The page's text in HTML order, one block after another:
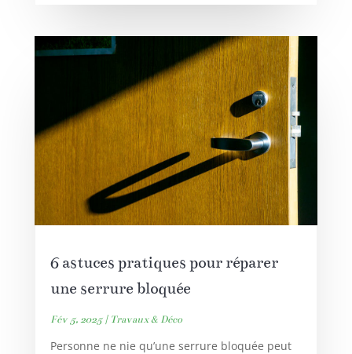
6 astuces pratiques pour réparer
une serrure bloquée
Fév 5, 2025| Travaux & Déco
Personne ne nie qu’une serrure bloquée peut